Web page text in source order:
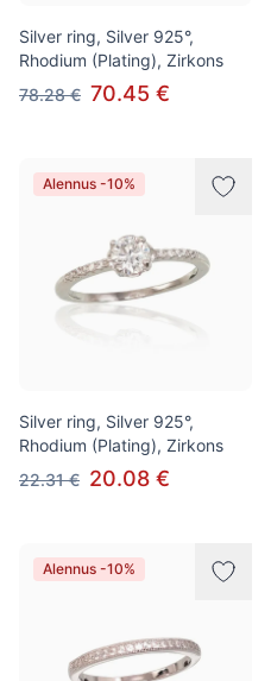
Silver ring, Silver 925°,
Rhodium (Plating), Zirkons
78.28 € 70.45 €
Alennus -10%
Silver ring, Silver 925°,
Rhodium (Plating), Zirkons
22.31 € 20.08 €
Alennus -10%